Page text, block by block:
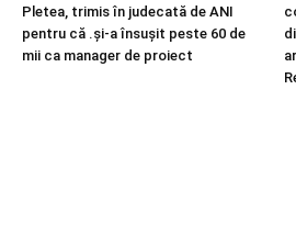
Pletea, trimis în judecată de ANI
pentru că .și-a însușit peste 60 de
mii ca manager de proiect